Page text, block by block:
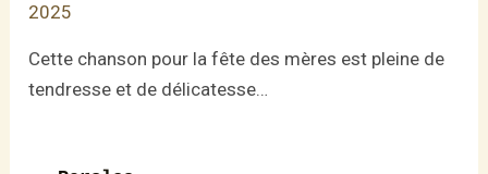
2025
Cette chanson pour la fête des mères est pleine de
tendresse et de délicatesse…